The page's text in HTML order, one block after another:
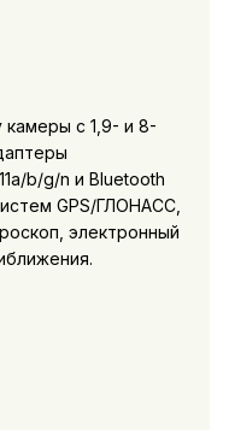
камеры с 1,9- и 8-
b/g/n и Bluetooth
GPS/ГЛОНАСС,
электронный